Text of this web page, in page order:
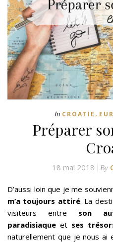
In CROATIE ,
Préparer
18 mai 2018 By
D’aussi loin que je me
m’a toujours attiré. La
visiteurs entre son
paradisiaque et ses
naturellement que je nous ai